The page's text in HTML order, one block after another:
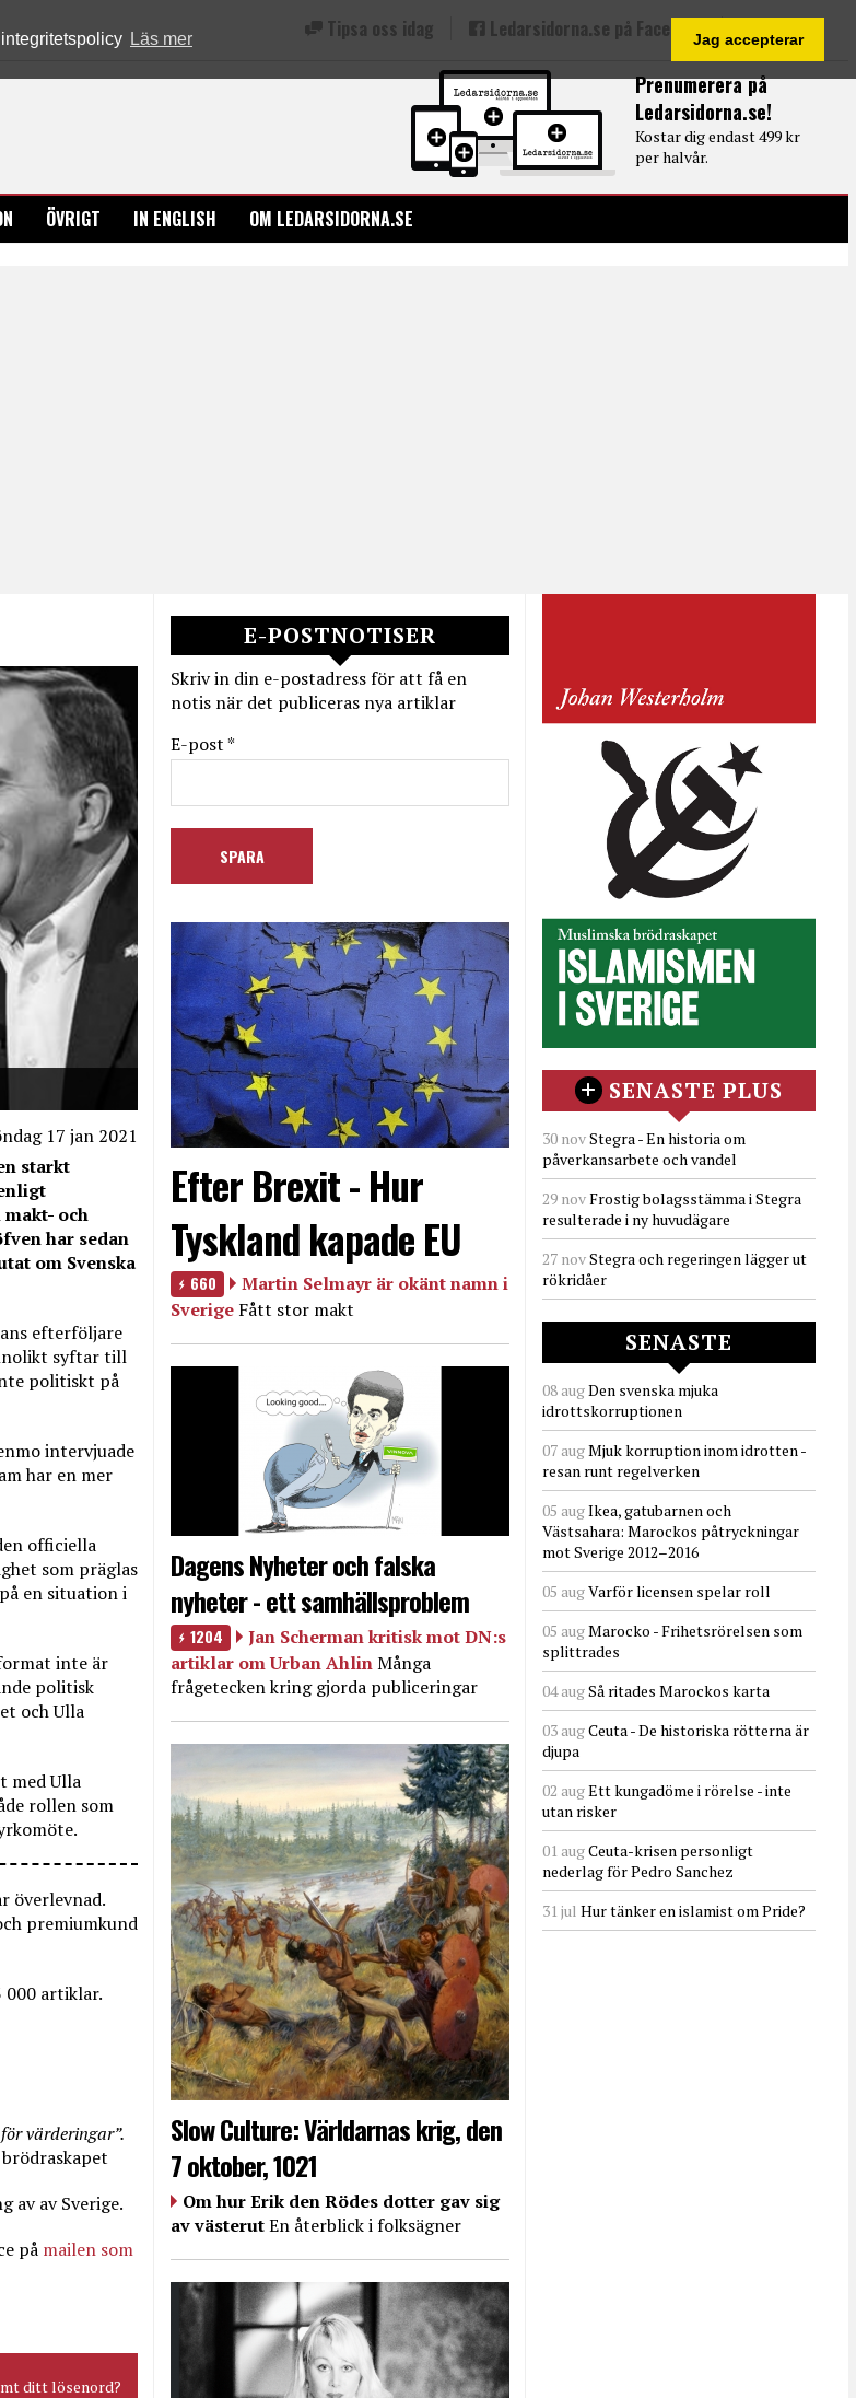
Läs mer Jag accepterar
Prenumerera på
Ledarsidorna.se!
Kostar dig endast 499 kr
per halvår.
Tipsa oss idag Ledarsidorna.se på Facebook
ÖVRIGT IN ENGLISH OM LEDARSIDORNA.SE
17 jan 2021
starkt
och
har sedan
om Svenska
efterföljare
syftar till
politiskt på
intervjuade
har en mer
officiella
som präglas
en situation i
inte är
politisk
och Ulla
med Ulla
rollen som
överlevnad.
premiumkund
000 artiklar.
värderingar”.
av av Sverige.
på mailen som
ditt lösenord?
E-POSTNOTISER
Skriv in din e-postadress för att få en
notis när det publiceras nya artiklar
E-post *
Efter Brexit - Hur
Tyskland kapade EU
660
Martin Selmayr är okänt namn i
Sverige Fått stor makt
Dagens Nyheter och falska
nyheter - ett samhällsproblem
1204
Jan Scherman kritisk mot DN:s
artiklar om Urban AhlinMånga
frågetecken kring gjorda publiceringar
Slow Culture: Världarnas krig, den
7 oktober, 1021
Om hur Erik den Rödes dotter gav sig
av västerutEn återblick i folksägner
SENASTE PLUS
30 novStegra - En historia om
påverkansarbete och vandel
29 novFrostig bolagsstämma i Stegra
resulterade i ny huvudägare
27 novStegra och regeringen lägger ut
rökridåer
SENASTE
08 augDen svenska mjuka
idrottskorruptionen
07 augMjuk korruption inom idrotten -
resan runt regelverken
05 augIkea, gatubarnen och
Västsahara: Marockos påtryckningar
mot Sverige 2012–2016
05 augVarför licensen spelar roll
05 augMarocko - Frihetsrörelsen som
splittrades
04 augSå ritades Marockos karta
03 augCeuta - De historiska rötterna är
djupa
02 augEtt kungadöme i rörelse - inte
utan risker
01 augCeuta-krisen personligt
nederlag för Pedro Sanchez
31 jul Hur tänker en islamist om Pride?